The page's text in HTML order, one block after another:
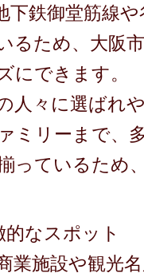
下鉄御堂筋線
るため、大阪
にできます
人々に選ばれ
ミリーまで、
っているため
なスポット
業施設や観光